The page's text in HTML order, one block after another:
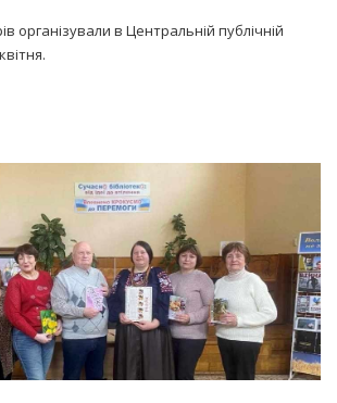
організували в Центральній публічній
р. Прес-центр